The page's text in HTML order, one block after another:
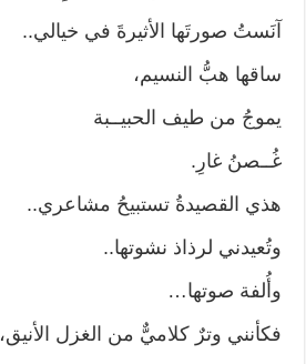
آنَستُ صورتَها الأثيرةَ في خيالي..
ساقها هبُّ النسيم،
يموجُ من طيف الحبيــبة
غُــصنُ غارِ.
هذي القصيدةُ تستبيحُ مشاعري..
وتُعيدني لرذاذ نشوتها..
وأُلفة صوتها…
فكأنني وترٌ كلاميٌّ من الغزل الأنيق،